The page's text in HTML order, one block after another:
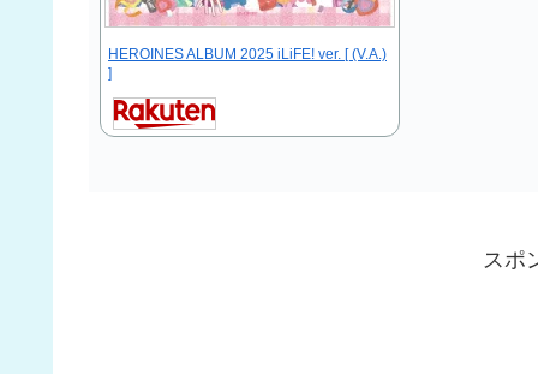
HEROINES ALBUM 2025 iLiFE! ver. [ (V.A.)
]
スポ